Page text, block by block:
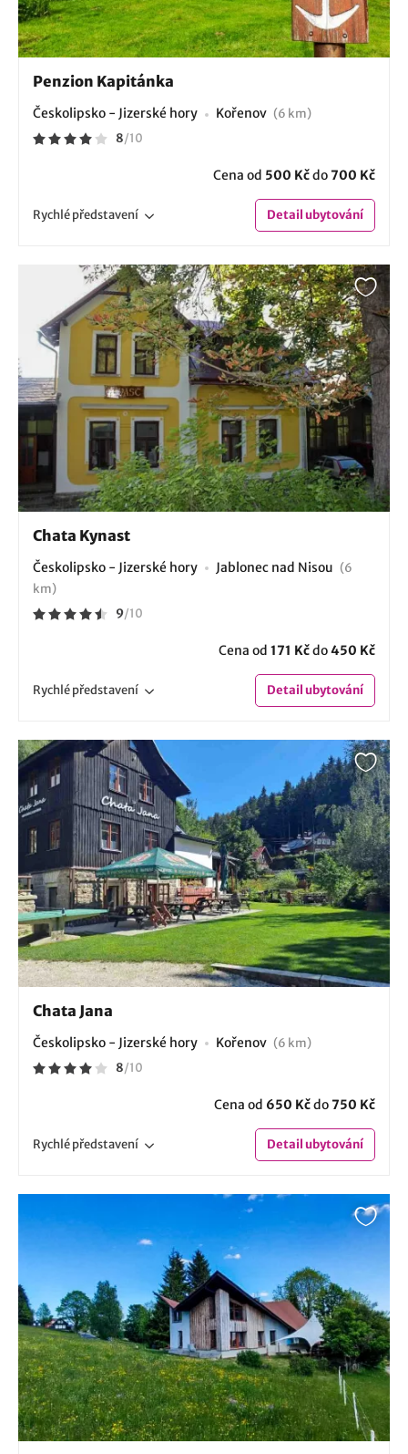
Penzion Kapitánka
Českolipsko - Jizerské hory Kořenov (6 km)
8/10
Cena od 500 Kčdo700 Kč
Rychlépředstavení Detailubytování
Chata Kynast
Českolipsko - Jizerské hory Jablonec nad Nisou (6
km)
9/10
Cena od 171 Kčdo450 Kč
Rychlépředstavení Detailubytování
Chata Jana
Českolipsko - Jizerské hory Kořenov (6 km)
8/10
Cena od 650 Kčdo750 Kč
Rychlépředstavení Detailubytování